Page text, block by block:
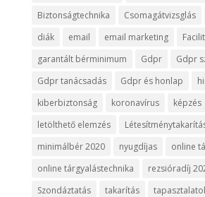
Biztonságtechnika
Csomagátvizsglás
diák
email email marketing Facilit
garantált bérminimum
Gdpr
Gdpr
Gdpr tanácsadás
Gdpr és honlap
kiberbiztonság
koronavírus
képzés
letölthető elemzés
minimálbér 2020
nyugdíjas
online
online tárgyalástechnika
rezsióradíj
Szondáztatás
takarítás